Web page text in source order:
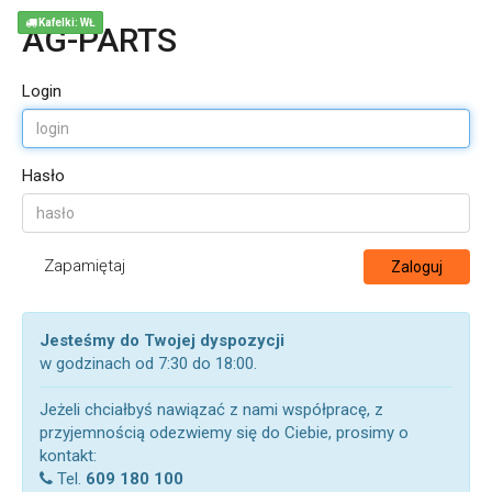
AG-PARTS
Login
Hasło
Zapamiętaj Zaloguj
Jesteśmy do Twojej dyspozycji
w godzinach od 7:30 do 18:00.
Jeżeli chciałbyś nawiązać z nami współpracę, z
przyjemnością odezwiemy się do Ciebie, prosimy o
kontakt:
Tel. 609 180 100
Kafelki: WŁ